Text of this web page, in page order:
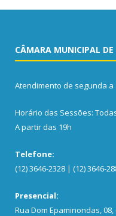
CÂMARA MUNICIPAL DE
Atendimento de segunda a
Horário das Sessões:
A partir das 19h
Telefone:
(12) 3646-2328 | (12) 3646-
Presencial:
Rua Dom Epaminondas, 08,